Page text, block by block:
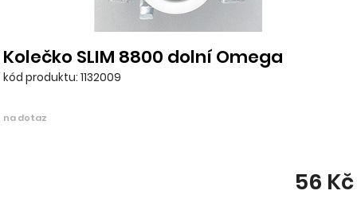
Kolečko SLIM 8800 dolní Omega
kód produktu: 1132009
na dotaz
56 Kč